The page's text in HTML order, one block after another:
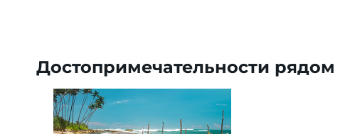
Достопримечательности рядом